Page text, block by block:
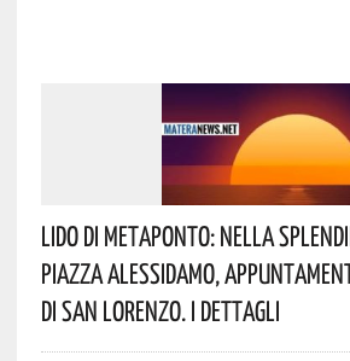
Lido Di Metaponto: Nella
Piazza Alessidamo,
Di San Lorenzo. I Dettagli